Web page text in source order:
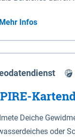
Mehr Infos
Deiche
oder